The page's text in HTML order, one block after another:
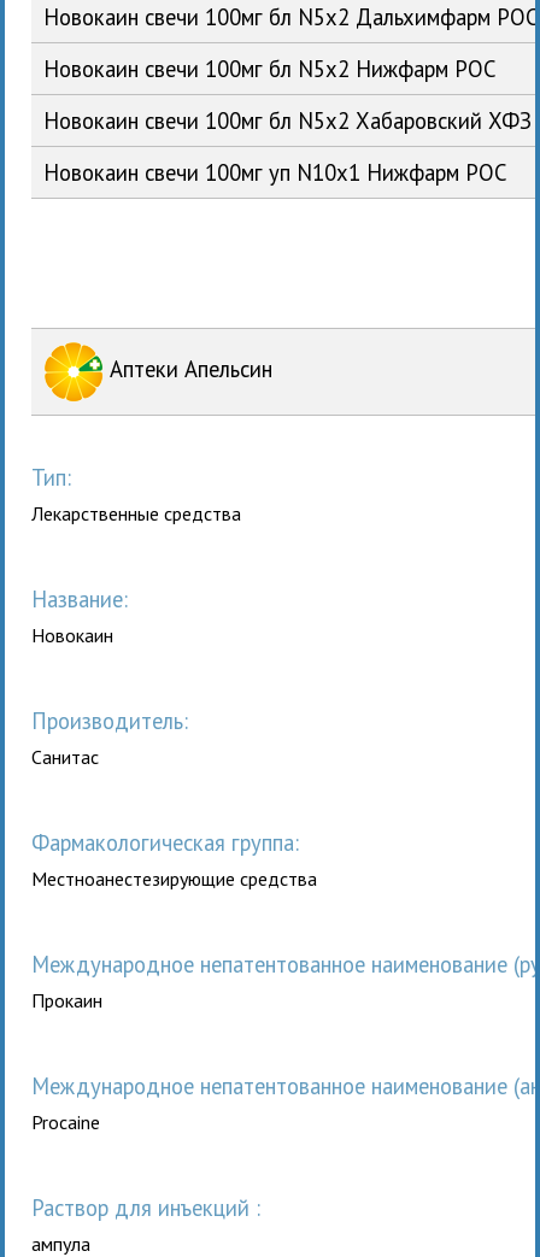
Новокаин свечи 100мг бл N5x2 Дальхимфарм РОС
Новокаин свечи 100мг бл N5x2 Нижфарм РОС
Новокаин свечи 100мг бл N5x2 Хабаровский
Новокаин свечи 100мг уп N10x1 Нижфарм РОС
Аптеки Апельсин
Тип:
Лекарственные средства
Название:
Новокаин
Производитель:
Санитас
Фармакологическая группа:
Местноанестезирующие средства
Международное непатентованное наименование
Прокаин
Международное непатентованное наименование
Procaine
раствор для инъекций :
ампула